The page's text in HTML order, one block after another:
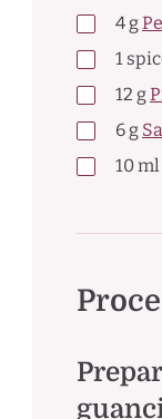
4 g
1
12 g
6 g
10ml